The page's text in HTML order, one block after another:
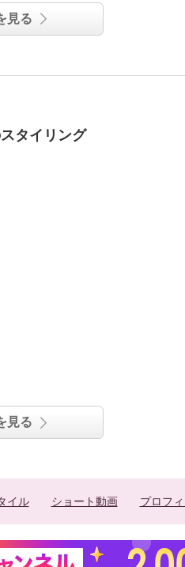
見る
タイリング
見る
イル ショート動画 プロフ